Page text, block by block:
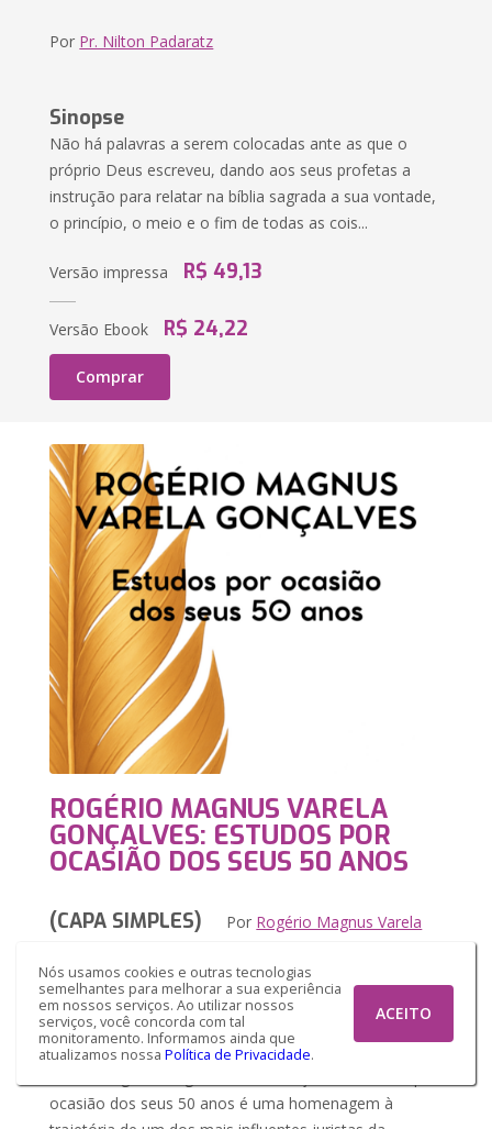
Nós usamos cookies e outras tecnologias
semelhantes para melhorar a sua experiência
em nossos serviços. Ao utilizar nossos
serviços, você concorda com tal
monitoramento. Informamos ainda que
atualizamos nossa Política de Privacidade.
ACEITO
Por Pr. Nilton Padaratz
Sinopse
Não há palavras a serem colocadas ante as que o
próprio Deus escreveu, dando aos seus profetas a
instrução para relatar na bíblia sagrada a sua vontade,
o princípio, o meio e o fim de todas as cois...
Versão impressa R$ 49,13
Versão Ebook R$ 24,22
Comprar
ROGÉRIO MAGNUS VARELA
GONÇALVES: ESTUDOS POR
OCASIÃO DOS SEUS 50 ANOS
(CAPA SIMPLES) Por Rogério Magnus Varela
Deodato
Sinopse
ocasião dos seus 50 anos é uma homenagem à